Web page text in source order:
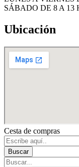
SÁBADO DE 8 A 13
Ubicación
Cesta de compras